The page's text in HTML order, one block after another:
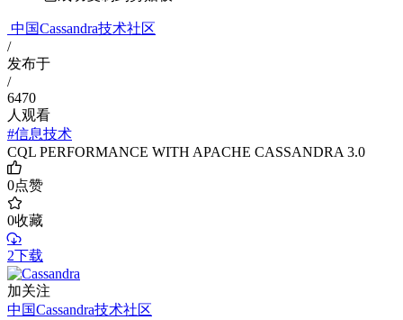
中国Cassandra技术社区
/
发布于
/
6470
人观看
#信息技术
CQL PERFORMANCE WITH APACHE CASSANDRA 3.0
0点赞
0收藏
2下载
加关注
中国Cassandra技术社区